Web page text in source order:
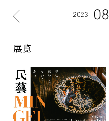
2023 08
展览